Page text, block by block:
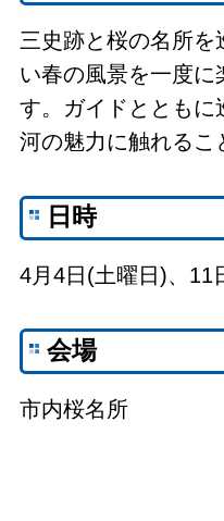
三史跡と桜の名所を
い春の風景を一度
す。ガイドとともに
河の魅力に触れるこ
日時
4月4日(土曜日)、11
会場
市内桜名所